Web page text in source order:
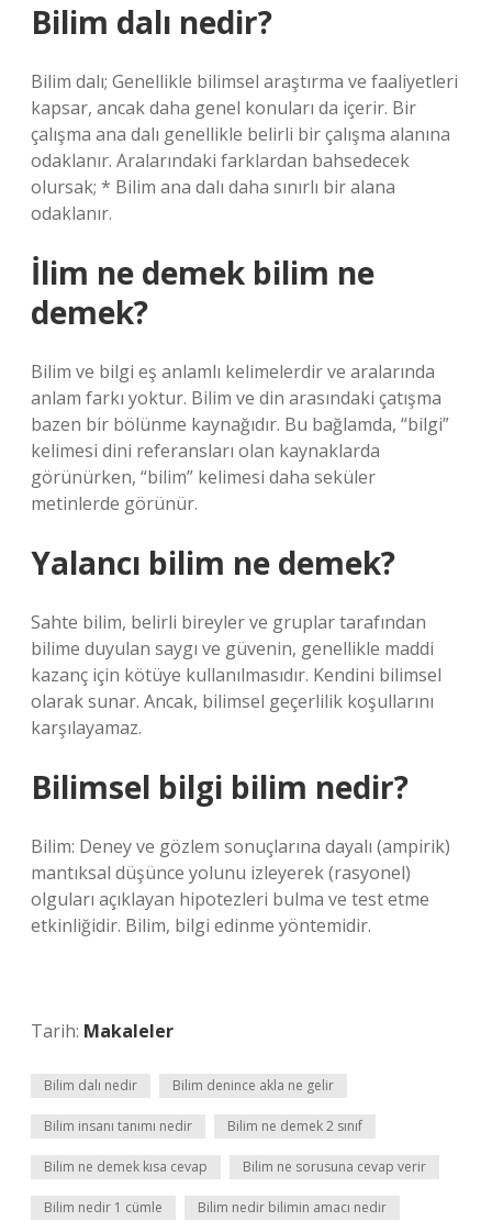
Bilim dalı nedir?
Bilim dalı; Genellikle bilimsel araştırma ve faaliyetleri
kapsar, ancak daha genel konuları da içerir. Bir
çalışma ana dalı genellikle belirli bir çalışma alanına
odaklanır. Aralarındaki farklardan bahsedecek
olursak; * Bilim ana dalı daha sınırlı bir alana
odaklanır.
İlim ne demek bilim ne
demek?
Bilim ve bilgi eş anlamlı kelimelerdir ve aralarında
anlam farkı yoktur. Bilim ve din arasındaki çatışma
bazen bir bölünme kaynağıdır. Bu bağlamda, “bilgi”
kelimesi dini referansları olan kaynaklarda
görünürken, “bilim” kelimesi daha seküler
metinlerde görünür.
Yalancı bilim ne demek?
Sahte bilim, belirli bireyler ve gruplar tarafından
bilime duyulan saygı ve güvenin, genellikle maddi
kazanç için kötüye kullanılmasıdır. Kendini bilimsel
olarak sunar. Ancak, bilimsel geçerlilik koşullarını
karşılayamaz.
Bilimsel bilgi bilim nedir?
Bilim: Deney ve gözlem sonuçlarına dayalı (ampirik)
mantıksal düşünce yolunu izleyerek (rasyonel)
olguları açıklayan hipotezleri bulma ve test etme
etkinliğidir. Bilim, bilgi edinme yöntemidir.
Tarih: Makaleler
Bilim dalı nedir Bilim denince akla ne gelir
Bilim insanı tanımı nedir Bilim ne demek 2 sınıf
Bilim ne demek kısa cevap Bilim ne sorusuna cevap verir
Bilim nedir 1 cümle Bilim nedir bilimin amacı nedir